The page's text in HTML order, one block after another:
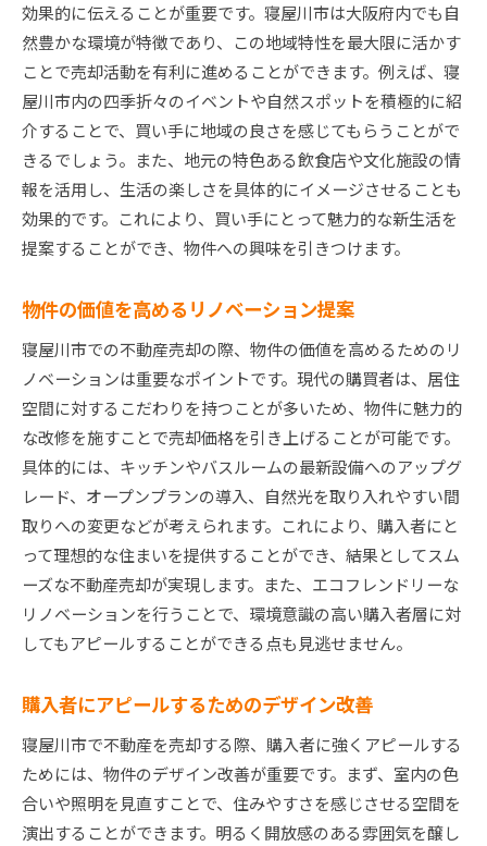
効果的に伝えることが重要です。寝屋川市は大阪府内でも自
然豊かな環境が特徴であり、この地域特性を最大限に活かす
ことで売却活動を有利に進めることができます。例えば、寝
屋川市内の四季折々のイベントや自然スポットを積極的に紹
介することで、買い手に地域の良さを感じてもらうことがで
きるでしょう。また、地元の特色ある飲食店や文化施設の情
報を活用し、生活の楽しさを具体的にイメージさせることも
効果的です。これにより、買い手にとって魅力的な新生活を
提案することができ、物件への興味を引きつけます。
物件の価値を高めるリノベーション提案
寝屋川市での不動産売却の際、物件の価値を高めるためのリ
ノベーションは重要なポイントです。現代の購買者は、居住
空間に対するこだわりを持つことが多いため、物件に魅力的
な改修を施すことで売却価格を引き上げることが可能です。
具体的には、キッチンやバスルームの最新設備へのアップグ
レード、オープンプランの導入、自然光を取り入れやすい間
取りへの変更などが考えられます。これにより、購入者にと
って理想的な住まいを提供することができ、結果としてスム
ーズな不動産売却が実現します。また、エコフレンドリーな
リノベーションを行うことで、環境意識の高い購入者層に対
してもアピールすることができる点も見逃せません。
購入者にアピールするためのデザイン改善
寝屋川市で不動産を売却する際、購入者に強くアピールする
ためには、物件のデザイン改善が重要です。まず、室内の色
合いや照明を見直すことで、住みやすさを感じさせる空間を
演出することができます。明るく開放感のある雰囲気を醸し